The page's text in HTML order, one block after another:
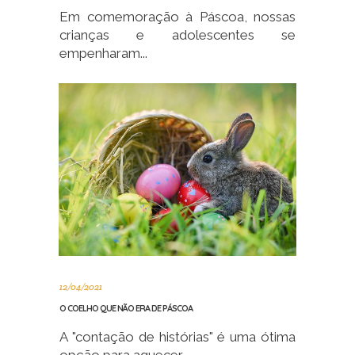
Em comemoração à Páscoa, nossas
crianças e adolescentes se
empenharam...
12/04/2021
O COELHO QUE NÃO ERA DE PÁSCOA
A "contação de histórias" é uma ótima